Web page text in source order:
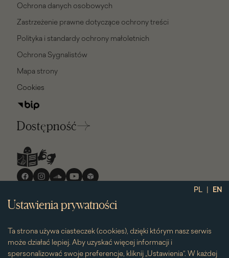
PL | EN
Ustawienia prywatności
Ta strona używa ciasteczek (cookies), dzięki którym nasz serwis
może działać lepiej. Aby uzyskać więcej informacji i
spersonalizować swoje preferencje, kliknij „Ustawienia”. W każdej
Ochrona danych osobowych
Zastrzeżenie prawne dotyczące ochrony treści
Polityka i standardy ochrony małoletnich
Ochrona Sygnalistów
Mapa strony
Cookies
Dostępność
Media
społecznościowe